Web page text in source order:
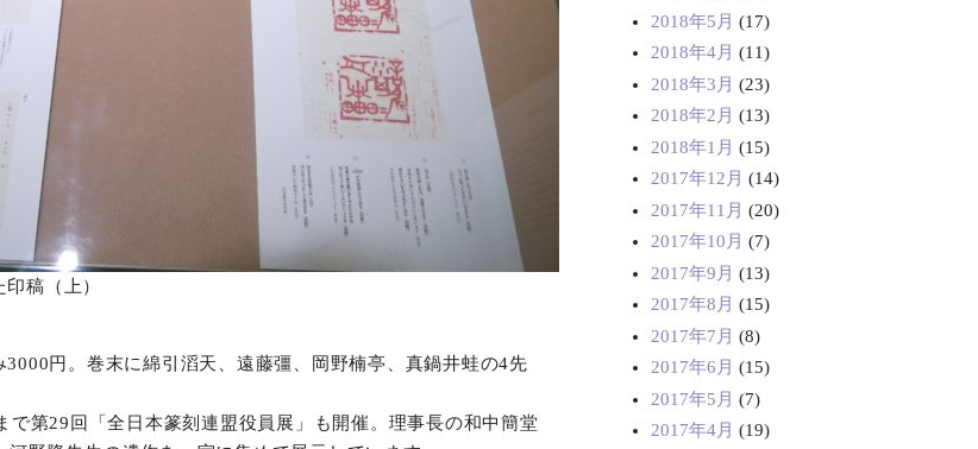
稿（上）
3000円。巻末に綿引滔天、遠藤彊、岡野楠亭、真鍋井蛙の4先
で第29回「全日本篆刻連盟役員展」も開催。理事長の和中簡堂
2018年5月 (17)
2018年4月 (11)
2018年3月 (23)
2018年2月 (13)
2018年1月 (15)
2017年12月 (14)
2017年11月 (20)
2017年10月 (7)
2017年9月 (13)
2017年8月 (15)
2017年7月 (8)
2017年6月 (15)
2017年5月 (7)
2017年4月 (19)